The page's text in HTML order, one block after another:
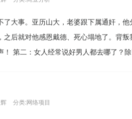
大事。亚历山大，老婆跟下属通奸，
后就对他感恩戴德、死心塌地了。背
第二：女人经常说好男人都去哪了？
分类:网络项目